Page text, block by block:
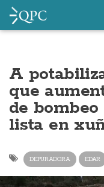
A
que
de
lista en
DEPURADORA EDAR